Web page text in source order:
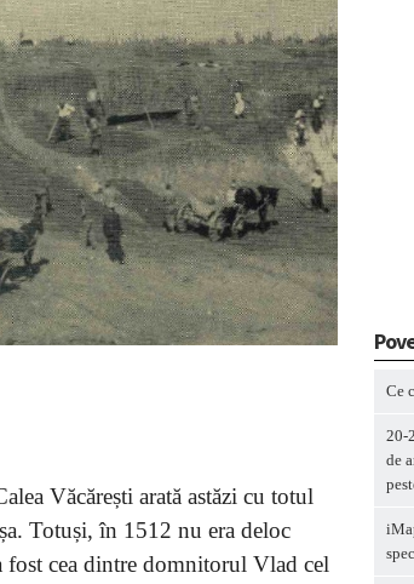
Văcărești arată astăzi cu totul
Totuși, în 1512 nu era deloc
fost cea dintre domnitorul Vlad cel
Ce
20-
de